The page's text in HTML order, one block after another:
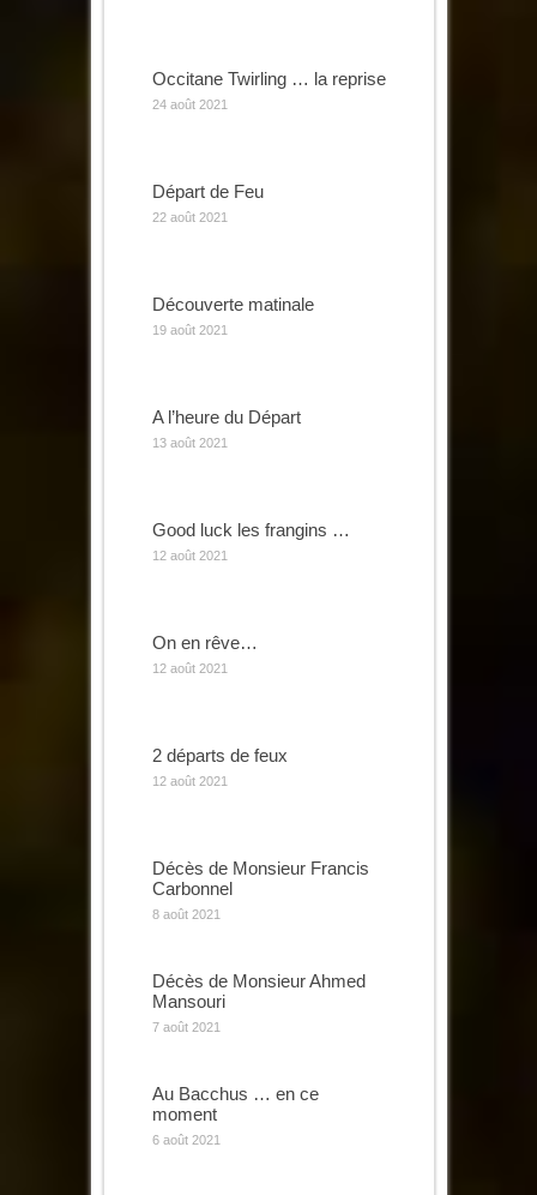
Occitane Twirling … la reprise
24 août 2021
Départ de Feu
22 août 2021
Découverte matinale
19 août 2021
A l’heure du Départ
13 août 2021
Good luck les frangins …
12 août 2021
On en rêve…
12 août 2021
2 départs de feux
12 août 2021
Décès de Monsieur Francis
Carbonnel
8 août 2021
Décès de Monsieur Ahmed
Mansouri
7 août 2021
Au Bacchus … en ce
moment
6 août 2021